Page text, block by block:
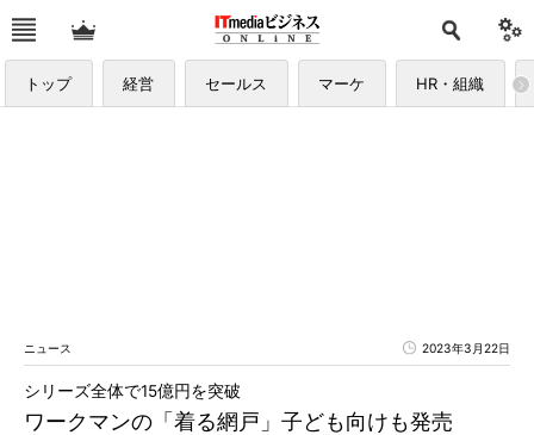
トップ 経営 セールス マーケ HR・組織
ニュース 2023年3月22日
ワークマンの「着る網戸」子ども向けも発売
シリーズ全体で15億円を突破